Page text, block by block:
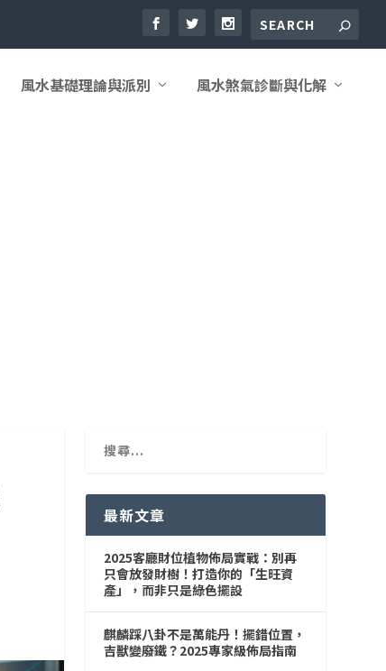
風水基礎理論與派別 風水煞氣診斷與化解
最新文章
2025客廳財位植物佈局實戰：別再
只會放發財樹！打造你的「生旺資
產」，而非只是綠色擺設
麒麟踩八卦不是萬能丹！擺錯位置，
吉獸變廢鐵？2025專家級佈局指南